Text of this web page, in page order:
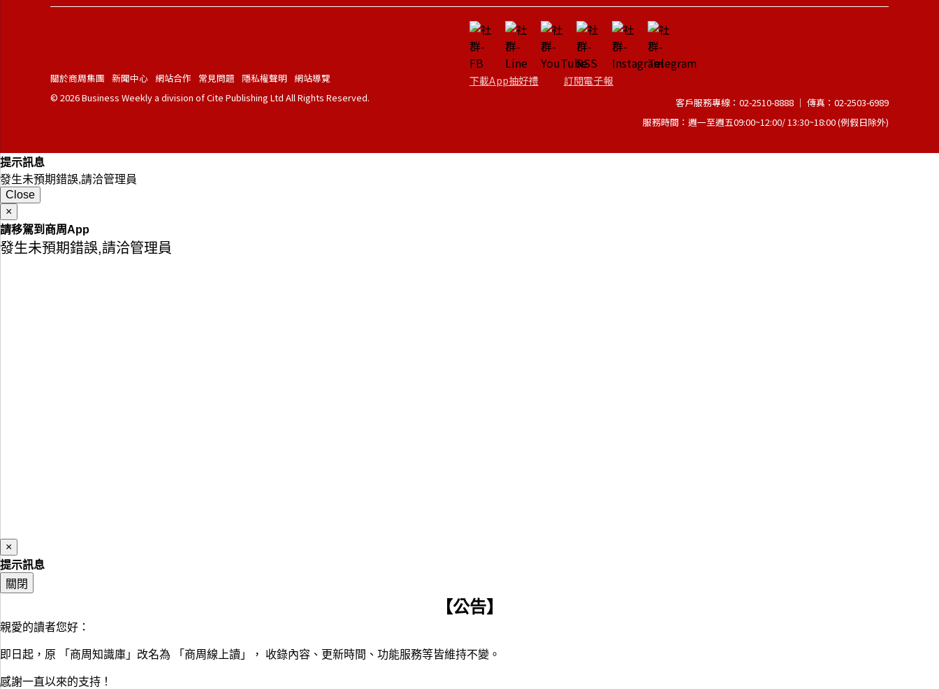
關於商周集團 新聞中心 網站合作 常見問題 隱私權聲明 網站導覽
© 2026 Business Weekly a division of Cite Publishing Ltd All Rights Reserved.
下載App抽好禮 訂閱電子報
客戶服務專線：02-2510-8888 │ 傳真：02-2503-6989
服務時間：週一至週五09:00~12:00/ 13:30~18:00 (例假日除外)
提示訊息
發生未預期錯誤,請洽管理員
Close
×
請移駕到商周App
發生未預期錯誤,請洽管理員
×
提示訊息
關閉
【公告】
親愛的讀者您好：
即日起，原 「商周知識庫」改名為 「商周線上讀」， 收錄內容、更新時間、功能服務等皆維持不變。
感謝一直以來的支持！